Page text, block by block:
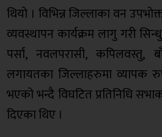
थियो । विभिन्न जिल्लाका वन
व्यवस्थापन कार्यक्रम लागु गरी
पर्सा, नवलपरासी, कपिलवस्तु,
लगायतका जिल्लाहरुमा व्यापक
भएको भन्दै विघटित प्रतिनिधि
दिएका थिए ।